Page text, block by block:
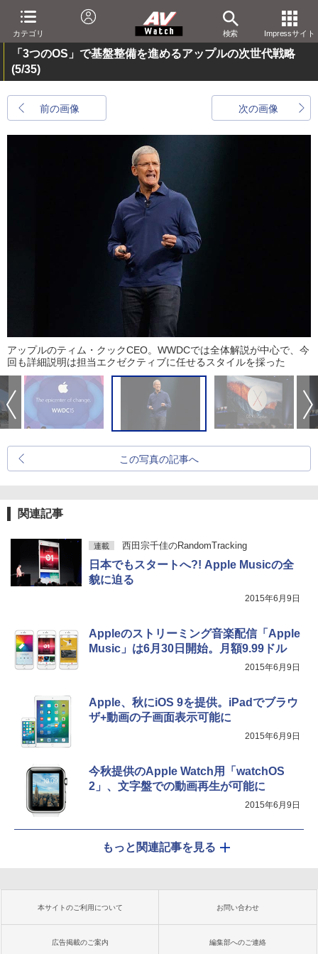
カテゴリ 検索 Impressサイト
「3つのOS」で基盤整備を進めるアップルの次世代戦略
(5/35)
前の画像 次の画像
アップルのティム・クックCEO。WWDCでは全体解説が中心で、今
回も詳細説明は担当エクゼクティブに任せるスタイルを採った
この写真の記事へ
関連記事
連載 西田宗千佳のRandomTracking
日本でもスタートへ?! Apple Musicの全
貌に迫る
2015年6月9日
Appleのストリーミング音楽配信「Apple
Music」は6月30日開始。月額9.99ドル
2015年6月9日
Apple、秋にiOS 9を提供。iPadでブラウ
ザ+動画の子画面表示可能に
2015年6月9日
今秋提供のApple Watch用「watchOS
2」、文字盤での動画再生が可能に
2015年6月9日
もっと関連記事を見る
本サイトのご利用について お問い合わせ
広告掲載のご案内 編集部へのご連絡